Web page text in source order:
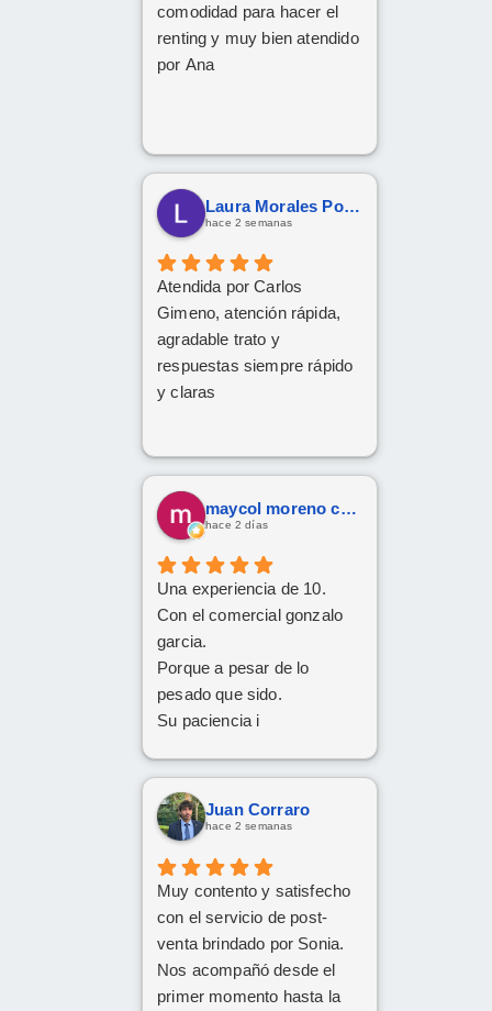
comodidad para hacer el
renting y muy bien atendido
por Ana
Laura Morales Porras
hace 2 semanas
Atendida por Carlos
Gimeno, atención rápida,
agradable trato y
respuestas siempre rápido
y claras
maycol moreno cuervo
hace 2 días
Una experiencia de 10.
Con el comercial gonzalo
garcia.
Porque a pesar de lo
pesado que sido.
Su paciencia i
Han cumplido el sueño de
mi familia
De tener el coche deseado.
cordial
Da gusto comunicarse con
Juan Corraro
hace 2 semanas
Muy contento y satisfecho
con el servicio de post-
venta brindado por Sonia.
Nos acompañó desde el
primer momento hasta la